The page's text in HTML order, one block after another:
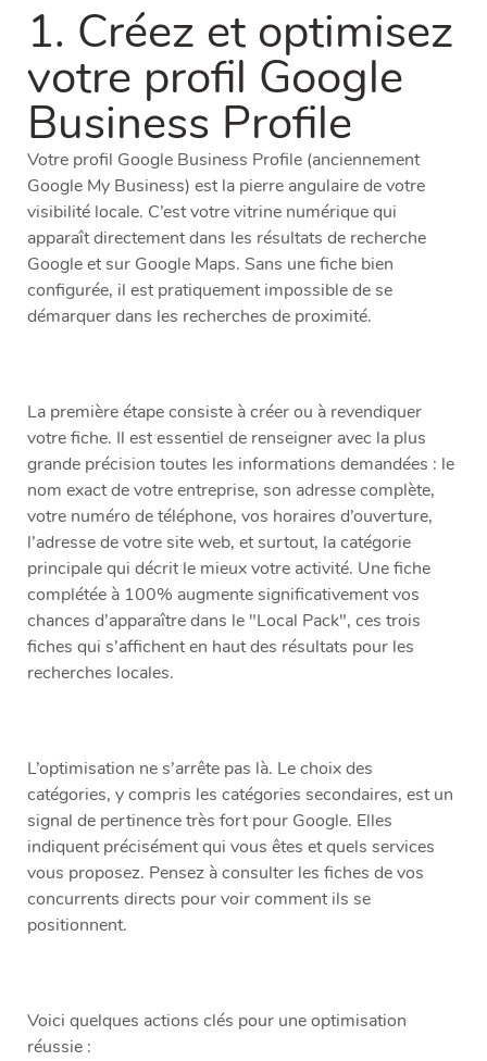
1. Créez et optimisez
votre profil Google
Business Profile
Votre profil Google Business Profile (anciennement
Google My Business) est la pierre angulaire de votre
visibilité locale. C’est votre vitrine numérique qui
apparaît directement dans les résultats de recherche
Google et sur Google Maps. Sans une fiche bien
configurée, il est pratiquement impossible de se
démarquer dans les recherches de proximité.
La première étape consiste à créer ou à revendiquer
votre fiche. Il est essentiel de renseigner avec la plus
grande précision toutes les informations demandées : le
nom exact de votre entreprise, son adresse complète,
votre numéro de téléphone, vos horaires d’ouverture,
l’adresse de votre site web, et surtout, la catégorie
principale qui décrit le mieux votre activité. Une fiche
complétée à 100% augmente significativement vos
chances d’apparaître dans le "Local Pack", ces trois
fiches qui s’affichent en haut des résultats pour les
recherches locales.
L’optimisation ne s’arrête pas là. Le choix des
catégories, y compris les catégories secondaires, est un
signal de pertinence très fort pour Google. Elles
indiquent précisément qui vous êtes et quels services
vous proposez. Pensez à consulter les fiches de vos
concurrents directs pour voir comment ils se
positionnent.
Voici quelques actions clés pour une optimisation
réussie :